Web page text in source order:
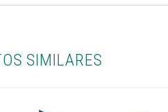
SIMILARES